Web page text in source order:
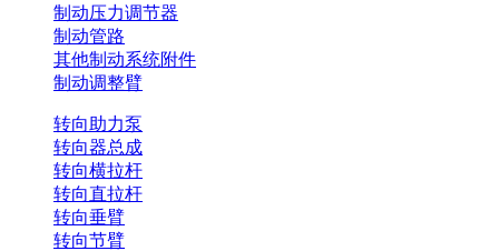
制动压力调节器
制动管路
其他制动系统附件
制动调整臂
转向助力泵
转向器总成
转向横拉杆
转向直拉杆
转向垂臂
转向节臂